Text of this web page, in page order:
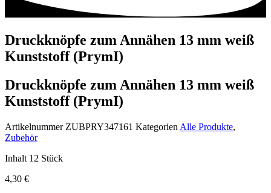
Druckknöpfe zum Annähen 13 mm weiß
Kunststoff (PrymI)
Druckknöpfe zum Annähen 13 mm weiß
Kunststoff (PrymI)
Artikelnummer ZUBPRY347161 Kategorien Alle Produkte,
Zubehör
Inhalt 12 Stück
4,30 €